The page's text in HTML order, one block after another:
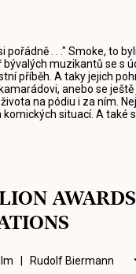
pořádně . . ." Smoke, to
bývalých muzikantů se s
příběh. A taky jejich
anebo se
na pódiu i za ním.
komických situací. A také
| Rudolf Biermann